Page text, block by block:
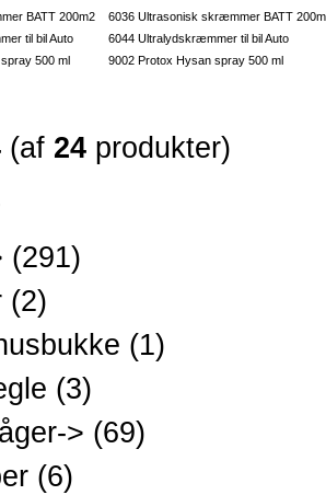
6036 Ultrasonisk skræmmer BATT
6044 Ultralydskræmmer til bil Auto
9002 Protox Hysan spray 500 ml
(af 24 produkter)
(291)
(2)
(1)
(3)
> (69)
(6)